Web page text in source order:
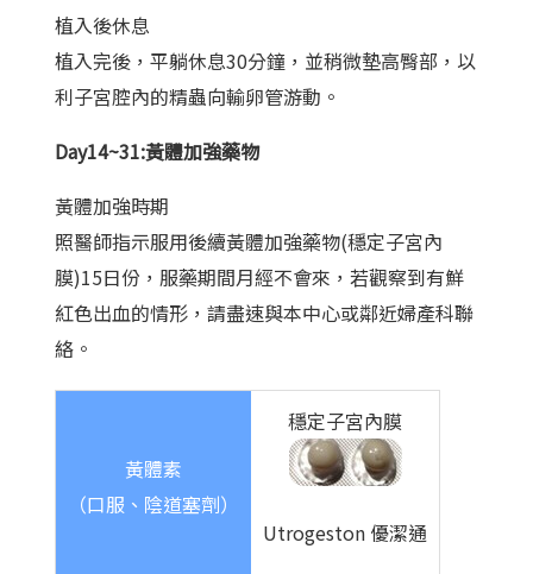
植入後休息
植入完後，平躺休息30分鐘，並稍微墊高臀部，以
利子宮腔內的精蟲向輸卵管游動。
Day14~31:黃體加強藥物
黃體加強時期
照醫師指示服用後續黃體加強藥物(穩定子宮內
膜)15日份，服藥期間月經不會來，若觀察到有鮮
紅色出血的情形，請盡速與本中心或鄰近婦產科聯
絡。
黃體素
（口服、陰道塞劑）
穩定子宮內膜
Utrogeston 優潔通